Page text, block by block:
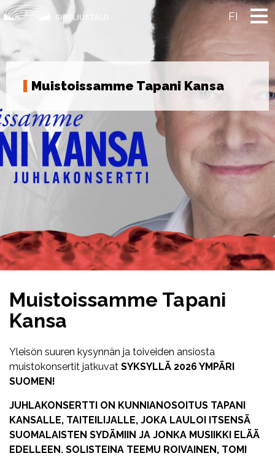
Skip
to
content
FI
Muistoissamme Tapani Kansa
Muistoissamme Tapani
Kansa
Yleisön suuren kysynnän ja toiveiden ansiosta
muistokonsertit jatkuvat SYKSYLLÄ 2026 YMPÄRI
SUOMEN!
JUHLAKONSERTTI ON KUNNIANOSOITUS TAPANI
KANSALLE, TAITEILIJALLE, JOKA LAULOI ITSENSÄ
SUOMALAISTEN SYDÄMIIN JA JONKA MUSIIKKI ELÄÄ
EDELLEEN. SOLISTEINA TEEMU ROIVAINEN, TOMI